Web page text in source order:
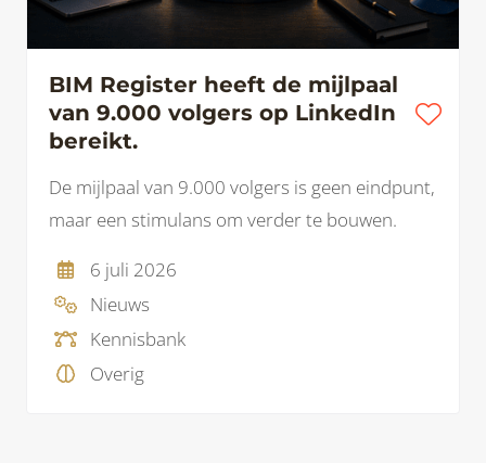
BIM Register heeft de mijlpaal
van 9.000 volgers op LinkedIn
bereikt.
De mijlpaal van 9.000 volgers is geen eindpunt,
maar een stimulans om verder te bouwen.
6 juli 2026
Nieuws
Kennisbank
Overig